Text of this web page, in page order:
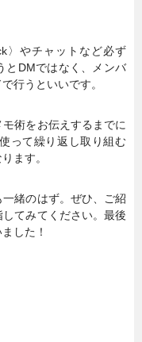
〉やチャットなど必ず
とDMではなく、メンバ
行うといいです。
術をお伝えするまでに
って繰り返し取り組む
ます。
緒のはず。ぜひ、ご紹
てみてください。最後
した！